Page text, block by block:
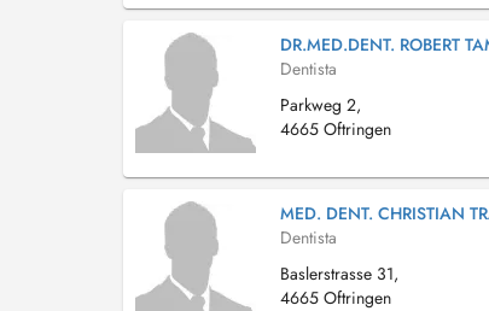
DR.MED.DENT. ROBERT
Dentista
Parkweg 2,
4665 Oftringen
MED. DENT. CHRISTIAN
Dentista
Baslerstrasse 31,
4665 Oftringen